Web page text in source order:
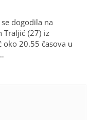
dogodila na
Traljić (27) iz
oko 20.55 časova u